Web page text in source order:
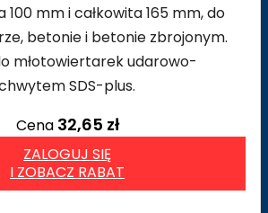
100 mm i całkowita 165 mm, do
betonie i betonie zbrojonym.
młotowiertarek udarowo-
SDS-plus.
Cena 32,65 zł
ZALOGUJ SIĘ
I ZOBACZ RABAT